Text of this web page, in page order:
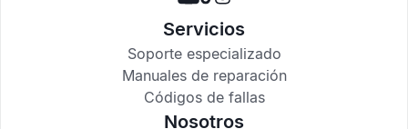
Servicios
Soporte especializado
Manuales de reparación
Códigos de fallas
Nosotros